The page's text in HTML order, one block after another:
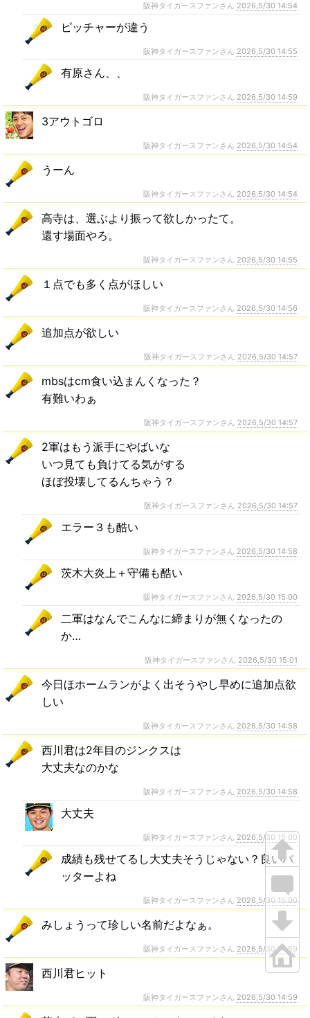
阪神タイガースファンさん 2026,5/30 14:54
ピッチャーが違う
阪神タイガースファンさん 2026,5/30 14:55
有原さん、、
阪神タイガースファンさん 2026,5/30 14:59
3アウトゴロ
阪神タイガースファンさん 2026,5/30 14:54
うーん
阪神タイガースファンさん 2026,5/30 14:54
高寺は、選ぶより振って欲しかったて。
還す場面やろ。
阪神タイガースファンさん 2026,5/30 14:55
１点でも多く点がほしい
阪神タイガースファンさん 2026,5/30 14:56
追加点が欲しい
阪神タイガースファンさん 2026,5/30 14:57
mbsはcm食い込まんくなった？
有難いわぁ
阪神タイガースファンさん 2026,5/30 14:57
2軍はもう派手にやばいな
いつ見ても負けてる気がする
ほぼ投壊してるんちゃう？
阪神タイガースファンさん 2026,5/30 14:57
エラー３も酷い
阪神タイガースファンさん 2026,5/30 14:58
茨木大炎上＋守備も酷い
阪神タイガースファンさん 2026,5/30 15:00
二軍はなんでこんなに締まりが無くなったの
か…
阪神タイガースファンさん 2026,5/30 15:01
今日ほホームランがよく出そうやし早めに追加点欲
しい
阪神タイガースファンさん 2026,5/30 14:58
西川君は2年目のジンクスは
大丈夫なのかな
阪神タイガースファンさん 2026,5/30 14:58
大丈夫
阪神タイガースファンさん 2026,5/30 15:00
成績も残せてるし大丈夫そうじゃない？良いバ
ッターよね
阪神タイガースファンさん 2026,5/30 15:00
みしょうって珍しい名前だよなぁ。
阪神タイガースファンさん 2026,5/30 14:59
西川君ヒット
阪神タイガースファンさん 2026,5/30 14:59